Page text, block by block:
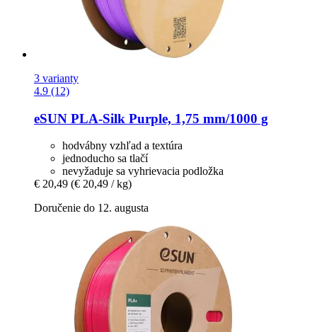
3 varianty
4.9 (12)
eSUN PLA-​Silk Purple, 1,75 mm/1000 g
hodvábny vzhľad a textúra
jednoducho sa tlačí
nevyžaduje sa vyhrievacia podložka
€ 20,49 (€ 20,49 / kg)
Doručenie do 12. augusta